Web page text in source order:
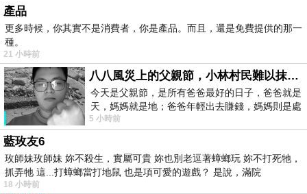
產品
更多時候，你其實不是消費者，你是產品。而且，還是免費提供的那一
種。
21 小時前
八八風災上的父親節，小林村民難以抹滅的痛
今天是父親節，是所有爸爸最好的日子，爸爸就是
天，媽媽就是地；爸爸年輕出去賺錢，媽媽則是處
理家務，職業不分高低貴賤，只有人品才
5 小時前
藍玫友6
玫師妹玫師妹 妳不殺生，實屬可貴 妳也別老逗著蟑螂玩 妳不打死牠，
抓弄牠 這...打蟑螂當打地鼠 也是項可愛的遊戲？ 是說，滿院
18 小時前